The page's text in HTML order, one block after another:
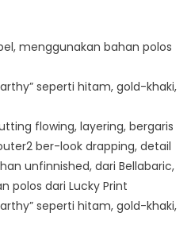
menggunakan bahan polos
seperti hitam, gold-khaki,
flowing, layering, bergaris
ber-look drapping, detail
unfinnished, dari Bellabaric,
polos dari Lucky Print
seperti hitam, gold-khaki,